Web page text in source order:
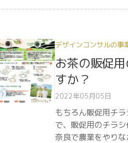
デザインコンサルの事
お茶の販促
すか？
2022年05月05日
もちろん販促用チ
で、販促用のチラ
奈良で農業をやり